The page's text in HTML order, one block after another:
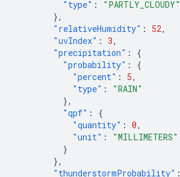
"type" :
"PARTLY_CLOUDY"
},
"relativeHumidity" : 52,
"uvIndex" : 3,
"precipitation" :
{
"probability" :
{
"percent" : 5,
"type" :
"RAIN"
},
"qpf" :
{
"quantity" : 0,
"unit" :
"MILLIMETERS"
}
},
"thunderstormProbability" :